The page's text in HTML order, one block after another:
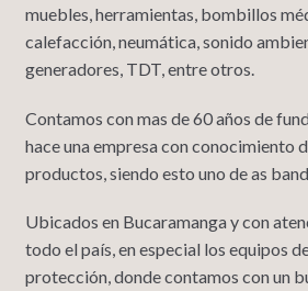
muebles, herramientas, bombillos
calefacción, neumática, sonido
generadores, TDT, entre otros.
Contamos con mas de 60 años de
hace una empresa con conocimiento
productos, siendo esto uno de as
Ubicados en Bucaramanga y con
todo el país, en especial los equipos
protección, donde contamos con un